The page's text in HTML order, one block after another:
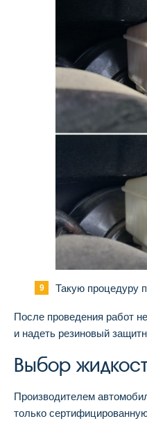
Такую процедуру
После проведения работ
и надеть резиновый
Выбор
Производителем
только